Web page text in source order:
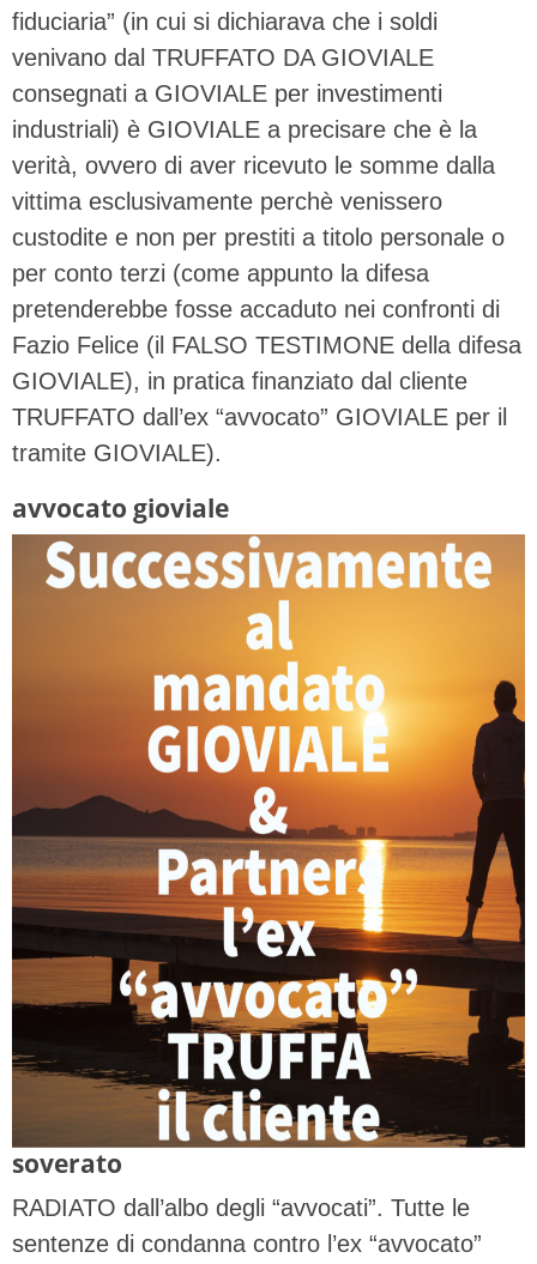
fiduciaria” (in cui si dichiarava che i soldi
venivano dal TRUFFATO DA GIOVIALE
consegnati a GIOVIALE per investimenti
industriali) è GIOVIALE a precisare che è la
verità, ovvero di aver ricevuto le somme dalla
vittima esclusivamente perchè venissero
custodite e non per prestiti a titolo personale o
per conto terzi (come appunto la difesa
pretenderebbe fosse accaduto nei confronti di
Fazio Felice (il FALSO TESTIMONE della difesa
GIOVIALE), in pratica finanziato dal cliente
TRUFFATO dall’ex “avvocato” GIOVIALE per il
tramite GIOVIALE).
avvocato gioviale
soverato
RADIATO dall’albo degli “avvocati”. Tutte le
sentenze di condanna contro l’ex “avvocato”